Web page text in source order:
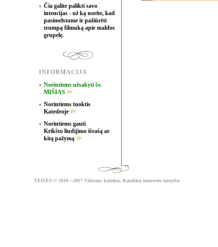
Čia galite palikti savo
intencijas - už ką norite, kad
pasimelstume ir pažiūrėti
trumpą filmuką apie maldos
grupelę.
INFORMACIJA
Norintiems užsakyti šv.
MIŠIAS
Norintiems tuoktis
Katedroje
Norintiems gauti
Krikšto liudijimo išrašą ar
kitą pažymą
TEISĖS © 2010—2017 Vilniaus katedra, Katalikų interneto tarnyba